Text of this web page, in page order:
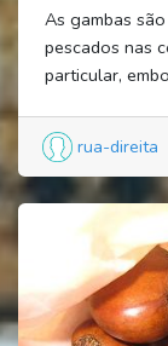
As gambas
pescados nas
particular,
rua-direita